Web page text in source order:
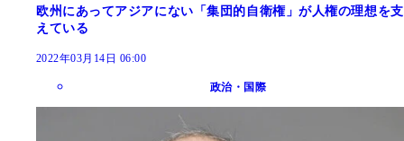
欧州にあってアジアにない「集団的自衛権」が人権の理想を支
えている
2022年03月14日 06:00
政治・国際